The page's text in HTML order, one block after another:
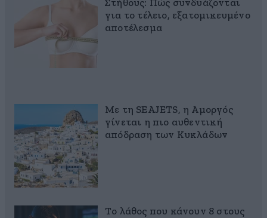
Στήθους: Πώς συνδυάζονται
για το τέλειο, εξατομικευμένο
αποτέλεσμα
Με τη SEAJETS, η Αμοργός
γίνεται η πιο αυθεντική
απόδραση των Κυκλάδων
Το λάθος που κάνουν 8 στους